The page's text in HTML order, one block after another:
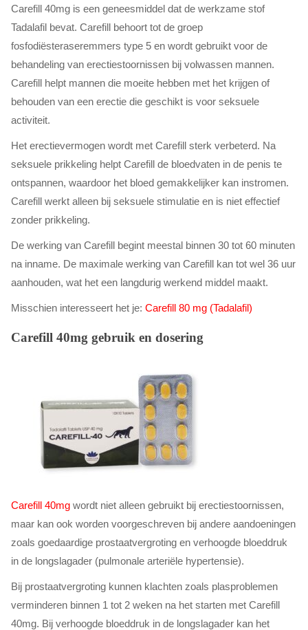
Carefill 40mg is een geneesmiddel dat de werkzame stof
Tadalafil bevat. Carefill behoort tot de groep
fosfodiësteraseremmers type 5 en wordt gebruikt voor de
behandeling van erectiestoornissen bij volwassen mannen.
Carefill helpt mannen die moeite hebben met het krijgen of
behouden van een erectie die geschikt is voor seksuele
activiteit.
Het erectievermogen wordt met Carefill sterk verbeterd. Na
seksuele prikkeling helpt Carefill de bloedvaten in de penis te
ontspannen, waardoor het bloed gemakkelijker kan instromen.
Carefill werkt alleen bij seksuele stimulatie en is niet effectief
zonder prikkeling.
De werking van Carefill begint meestal binnen 30 tot 60 minuten
na inname. De maximale werking van Carefill kan tot wel 36 uur
aanhouden, wat het een langdurig werkend middel maakt.
Misschien interesseert het je: Carefill 80 mg (Tadalafil)
Carefill 40mg gebruik en dosering
Carefill 40mg wordt niet alleen gebruikt bij erectiestoornissen,
maar kan ook worden voorgeschreven bij andere aandoeningen
zoals goedaardige prostaatvergroting en verhoogde bloeddruk
in de longslagader (pulmonale arteriële hypertensie).
Bij prostaatvergroting kunnen klachten zoals plasproblemen
verminderen binnen 1 tot 2 weken na het starten met Carefill
40mg. Bij verhoogde bloeddruk in de longslagader kan het